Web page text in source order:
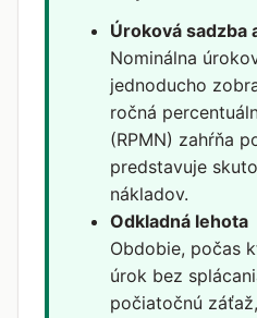
Úroková sadzba
Nominálna
jednoducho
ročná
(RPMN) zahŕňa
predstavuje
nákladov.
Odkladná lehota
Obdobie, počas
úrok bez
počiatočnú